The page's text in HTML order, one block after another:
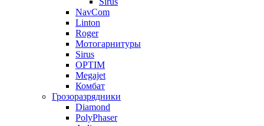
NavCom
Linton
Roger
Мотогарнитуры
Sirus
OPTIM
Megajet
Комбат
Грозоразрядники
Diamond
PolyPhaser